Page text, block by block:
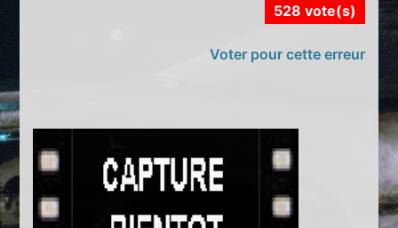
528 vote(s)
Voter pour cette erreur